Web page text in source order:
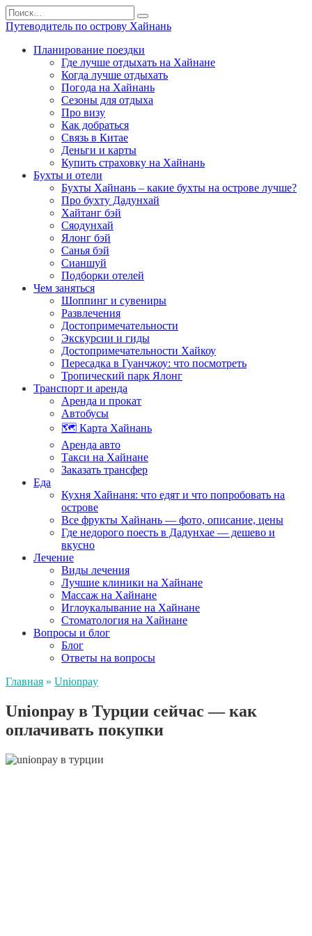
Перейти
к
содержанию
Search
for:
Путеводитель по острову Хайнань
Планирование поездки
Где лучше отдыхать на Хайнане
Когда лучше отдыхать
Погода на Хайнань
Сезоны для отдыха
Про визу
Как добраться
Связь в Китае
Деньги и карты
Купить страховку на Хайнань
Бухты и отели
Бухты Хайнань – какие бухты на острове лучше?
Про бухту Дадунхай
Хайтанг бэй
Сяодунхай
Ялонг бэй
Санья бэй
Сианшуй
Подборки отелей
Чем заняться
Шоппинг и сувениры
Развлечения
Достопримечательности
Экскурсии и гиды
Достопримечательности Хайкоу
Пересадка в Гуанчжоу: что посмотреть
Тропический парк Ялонг
Транспорт и аренда
Аренда и прокат
Автобусы
🗺️ Карта Хайнань
Аренда авто
Такси на Хайнане
Заказать трансфер
Еда
Кухня Хайнаня: что едят и что попробовать на
острове
Все фрукты Хайнань — фото, описание, цены
Где недорого поесть в Дадунхае — дешево и
вкусно
Лечение
Виды лечения
Лучшие клиники на Хайнане
Массаж на Хайнане
Иглоукалывание на Хайнане
Стоматология на Хайнане
Вопросы и блог
Блог
Ответы на вопросы
Главная » Unionpay
Unionpay в Турции сейчас — как
оплачивать покупки